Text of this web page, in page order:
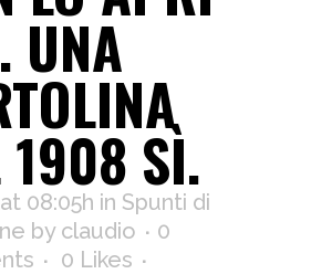
UNA
1908 SÌ.
08:05h in Spunti di
by claudio
0
0 Likes